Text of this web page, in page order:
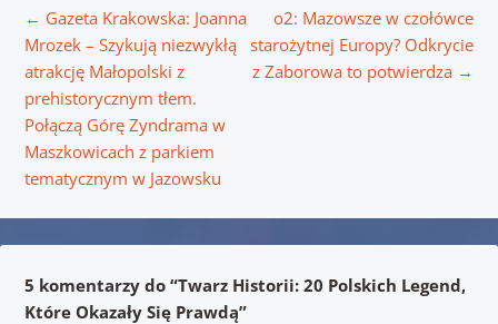
← Gazeta Krakowska: Joanna
Mrozek – Szykują niezwykłą
atrakcję Małopolski z
prehistorycznym tłem.
Połączą Górę Zyndrama w
Maszkowicach z parkiem
tematycznym w Jazowsku
o2: Mazowsze w czołówce
starożytnej Europy? Odkrycie
z Zaborowa to potwierdza →
5 komentarzy do “Twarz Historii: 20 Polskich Legend,
Które Okazały Się Prawdą”